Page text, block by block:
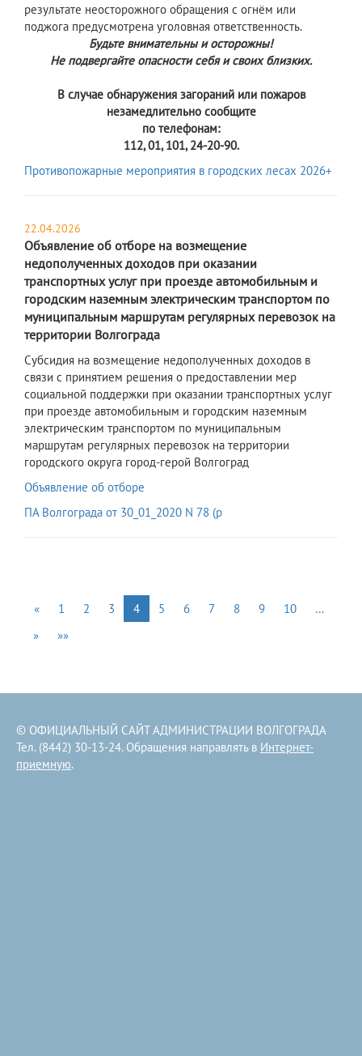
результате неосторожного обращения с огнём или
поджога предусмотрена уголовная ответственность.
Будьте внимательны и осторожны!
Не подвергайте опасности себя и своих близких.
В случае обнаружения загораний или пожаров
незамедлительно сообщите
по телефонам:
112, 01, 101, 24-20-90.
Противопожарные мероприятия в городских лесах 2026+
22.04.2026
Объявление об отборе на возмещение
недополученных доходов при оказании
транспортных услуг при проезде автомобильным и
городским наземным электрическим транспортом по
муниципальным маршрутам регулярных перевозок на
территории Волгограда
​Субсидия на возмещение недополученных доходов в
связи с принятием решения о предоставлении мер
социальной поддержки при оказании транспортных услуг
при проезде автомобильным и городским наземным
электрическим транспортом по муниципальным
маршрутам регулярных перевозок на территории
городского округа город-герой Волгоград
Объявление об отборе
ПА Волгограда от 30_01_2020 N 78 (р
« 1 2 3 4 5 6 7 8 9 10
…
»
»»
© ОФИЦИАЛЬНЫЙ САЙТ АДМИНИСТРАЦИИ ВОЛГОГРАДА
Тел. (8442) 30-13-24. Обращения направлять в Интернет-
приемную.